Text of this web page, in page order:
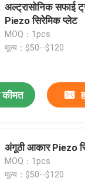
अल्ट्रासोनिक सफाई
Piezo सिरेमिक प्लेट
MOQ：1pcs
मूल्य：$50--$120
अंगूठी आकार Piezo
MOQ：1pcs
मूल्य：$50--$120